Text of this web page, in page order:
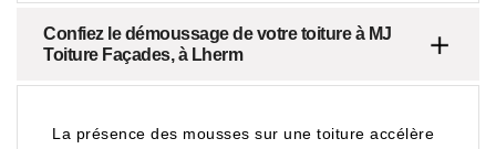
Confiez le démoussage de votre toiture à MJ
Toiture Façades, à Lherm
La présence des mousses sur une toiture accélère